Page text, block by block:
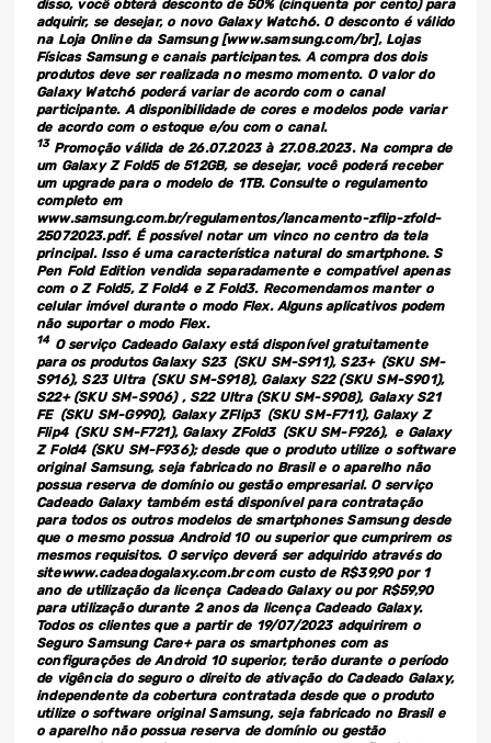
disso, você obterá desconto de 50% (cinquenta por cento) para
adquirir, se desejar, o novo Galaxy Watch6. O desconto é válido
na Loja Online da Samsung [www.samsung.com/br], Lojas
Físicas Samsung e canais participantes. A compra dos dois
produtos deve ser realizada no mesmo momento. O valor do
Galaxy Watch6 poderá variar de acordo com o canal
participante. A disponibilidade de cores e modelos pode variar
de acordo com o estoque e/ou com o canal.
13Promoção válida de 26.07.2023 à 27.08.2023. Na compra de
um Galaxy Z Fold5 de 512GB, se desejar, você poderá receber
um upgrade para o modelo de 1TB. Consulte o regulamento
completo em
www.samsung.com.br/regulamentos/lancamento-zflip-zfold-
25072023.pdf. É possível notar um vinco no centro da tela
principal. Isso é uma característica natural do smartphone. S
Pen Fold Edition vendida separadamente e compatível apenas
com o Z Fold5, Z Fold4 e Z Fold3. Recomendamos manter o
celular imóvel durante o modo Flex. Alguns aplicativos podem
não suportar o modo Flex.
14O serviço Cadeado Galaxy está disponível gratuitamente
para os produtos Galaxy S23 (SKU SM-S911), S23+ (SKU SM-
S916), S23 Ultra (SKU SM-S918), Galaxy S22 (SKU SM-S901),
S22+ (SKU SM-S906) , S22 Ultra (SKU SM-S908), Galaxy S21
FE (SKU SM-G990), Galaxy ZFlip3 (SKU SM-F711), Galaxy Z
Flip4 (SKU SM-F721), Galaxy ZFold3 (SKU ‎SM-F926), e Galaxy
Z Fold4 (SKU SM-F936); desde que o produto utilize o software
original Samsung, seja fabricado no Brasil e o aparelho não
possua reserva de domínio ou gestão empresarial. O serviço
Cadeado Galaxy também está disponível para contratação
para todos os outros modelos de smartphones Samsung desde
que o mesmo possua Android 10 ou superior que cumprirem os
mesmos requisitos. O serviço deverá ser adquirido através do
site www.cadeadogalaxy.com.br com custo de R$39,90 por 1
ano de utilização da licença Cadeado Galaxy ou por R$59,90
para utilização durante 2 anos da licença Cadeado Galaxy.
Todos os clientes que a partir de 19/07/2023 adquirirem o
Seguro Samsung Care+ para os smartphones com as
configurações de Android 10 superior, terão durante o período
de vigência do seguro o direito de ativação do Cadeado Galaxy,
independente da cobertura contratada desde que o produto
utilize o software original Samsung, seja fabricado no Brasil e
o aparelho não possua reserva de domínio ou gestão